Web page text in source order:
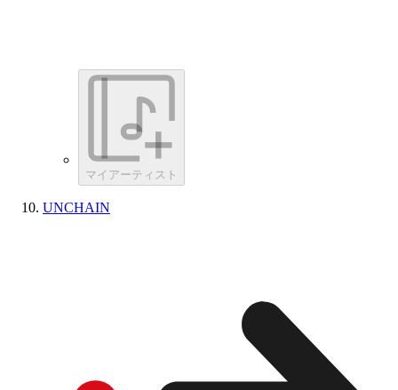
マイアーティスト
UNCHAIN